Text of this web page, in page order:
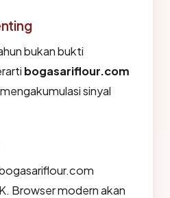
bukan bukti
bogasariflour.com
sinyal
Browser modern akan